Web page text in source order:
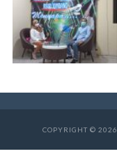
COPYRIGHT ©